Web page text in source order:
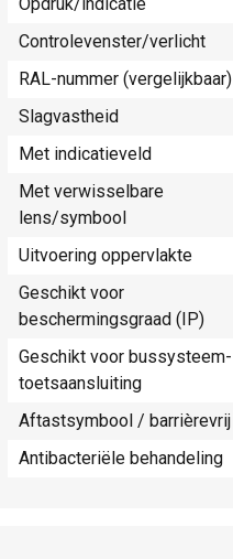
Controlevenster/verlicht
RAL-nummer (vergelijkbaar)
Slagvastheid
Met indicatieveld
Met verwisselbare
lens/symbool
Uitvoering oppervlakte
Geschikt voor
beschermingsgraad (IP)
Geschikt voor bussysteem-
toetsaansluiting
Aftastsymbool / barrièrevrij
Antibacteriële behandeling